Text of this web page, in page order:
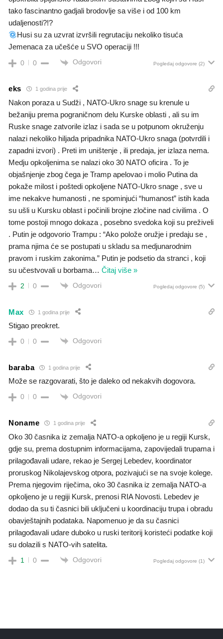
tako fascinantno gadjali brodovlje sa više i od 100 km
udaljenosti?!?
Husi su za uzvrat izvršili regrutaciju nekoliko tisuća
Jemenaca za učešće u SVO operaciji !!!
0 0 Odgovori Pogledaj odgovore (2)
eks 1 godina prije
Nakon poraza u Sudži , NATO-Ukro snage su krenule u
bežaniju prema pograničnom delu Kurske oblasti , ali su im
Ruske snage zatvorile izlaz i sada se u potpunom okruženju
nalazi nekoliko hiljada pripadnika NATO-Ukro snaga (potvrdili i
zapadni izvori) . Preti im uništenje , ili predaja, jer izlaza nema.
Medju opkoljenima se nalazi oko 30 NATO oficira . To je
objašnjenje zbog čega je Tramp apelovao i molio Putina da
pokaže milost i poštedi opkoljene NATO-Ukro snage , sve u
ime nekakve humanosti , ne spominjući “humanost” istih kada
su ušli u Kursku oblast i počinili brojne zločine nad civilima . O
tome postoji mnogo dokaza , posebno svedoka koji su preživeli
. Putin je odgovorio Trampu : “Ako polože oružje i predaju se ,
prama njima će se postupati u skladu sa medjunarodnim
pravom i ruskim zakonima.” Putin je podsetio da stranci , koji
su učestvovali u borbama… Čitaj više »
2 0 Odgovori Pogledaj odgovore (5)
Max 1 godina prije
Stigao preokret.
0 0 Odgovori
baraba 1 godina prije
Može se razgovarati, što je daleko od nekakvih dogovora.
0 0 Odgovori
Noname 1 godina prije
Oko 30 časnika iz zemalja NATO-a opkoljeno je u regiji Kursk,
gdje su, prema dostupnim informacijama, zapovijedali trupama i
prilagođavali udare, rekao je Sergej Lebedev, koordinator
proruskog Nikolajevskog otpora, pozivajući se na svoje kolege.
Prema njegovim riječima, oko 30 časnika iz zemalja NATO-a
opkoljeno je u regiji Kursk, prenosi RIA Novosti. Lebedev je
dodao da su ti časnici bili uključeni u koordinaciju trupa i obradu
obavještajnih podataka. Napomenuo je da su časnici
prilagođavali udare duboko u ruski teritorij koristeći podatke koji
su dolazili s NATO-vih satelita.
1 0 Odgovori Pogledaj odgovore (1)